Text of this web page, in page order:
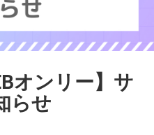
オンリー】サ
らせ